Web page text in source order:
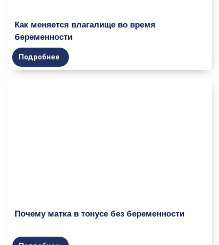
Как меняется влагалище во время
беременности
Подробнее
Почему матка в тонусе без беременности